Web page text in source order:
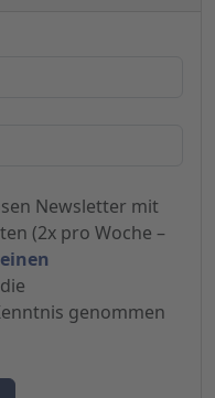
Newsletter mit
(2x pro Woche –
genommen